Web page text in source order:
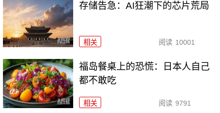
存储告急：AI狂潮下的芯片荒局
相关 阅读 10001
福岛餐桌上的恐慌：日本人自己
都不敢吃
相关 阅读 9791